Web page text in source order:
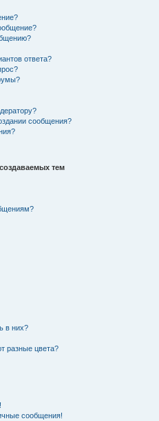
ответа?
сообщения?
тем
в них?
разные цвета?
сообщения!